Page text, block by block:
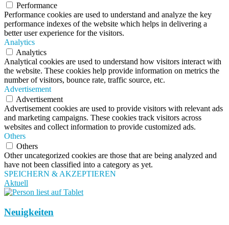
Performance
Performance cookies are used to understand and analyze the key
performance indexes of the website which helps in delivering a
better user experience for the visitors.
Analytics
Analytics
Analytical cookies are used to understand how visitors interact with
the website. These cookies help provide information on metrics the
number of visitors, bounce rate, traffic source, etc.
Advertisement
Advertisement
Advertisement cookies are used to provide visitors with relevant ads
and marketing campaigns. These cookies track visitors across
websites and collect information to provide customized ads.
Others
Others
Other uncategorized cookies are those that are being analyzed and
have not been classified into a category as yet.
SPEICHERN & AKZEPTIEREN
Aktuell
Neuigkeiten